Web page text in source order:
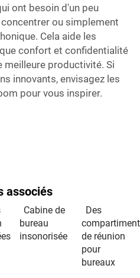
ont besoin d'un peu
ou simplement
Cela aide les
confort et confidentialité
meilleure productivité. Si
innovants, envisagez les
pour vous inspirer.
associés
Cabine de
bureau
insonorisée
Des
de réunion
pour
bureaux